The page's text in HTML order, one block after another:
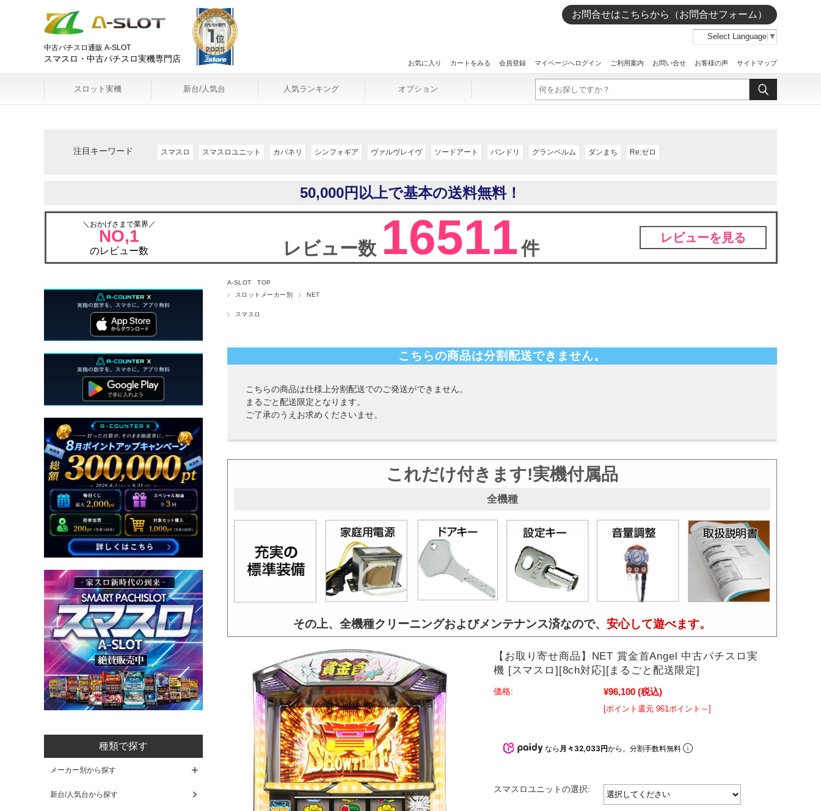
中古パチスロ通販 A-SLOT
スマスロ・中古パチスロ実機専門店
お問合せはこちらから（お問合せフォーム）
Select Language ▼
お気に入り カートをみる 会員登録 マイページへログイン ご利用案内 お問い合せ お客様の声 サイトマップ
スロット実機 新台/人気台 人気ランキング オプション
注目キーワード スマスロ スマスロユニット カバネリ シンフォギア ヴァルヴレイヴ ソードアート バンドリ グランベルム ダンまち Re:ゼロ
50,000円以上で基本の送料無料！
＼おかげさまで業界／
NO,1
のレビュー数 レビュー数 16511件
レビューを見る
A-SLOT TOP
スロットメーカー別
NET
スマスロ
こちらの商品は分割配送できません。
こちらの商品は仕様上分割配送でのご発送ができません。
まるごと配送限定となります。
ご了承のうえお求めくださいませ。
これだけ付きます!実機付属品
全機種
その上、全機種クリーニングおよびメンテナンス済なので、 安心して遊べます。
【お取り寄せ商品】NET 賞金首Angel 中古パチスロ実
機 [スマスロ][8ch対応][まるごと配送限定]
価格: ¥96,100 (税込)
[ポイント還元 961ポイント～]
なら 月々32,033円から。分割手数料無料
スマスロユニットの選択:
種類で探す
メーカー別から探す
新台/人気台から探す